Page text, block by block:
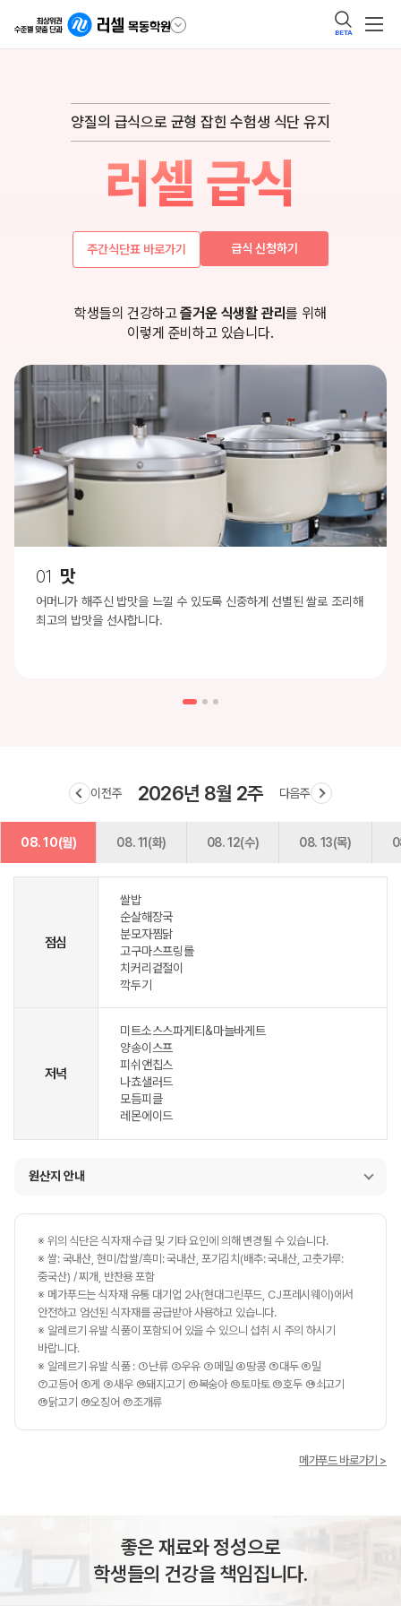
BETA
양질의 급식으로 균형 잡힌 수험생 식단 유지
러셀 급식
주간식단표 바로가기 급식 신청하기
학생들의 건강하고즐거운 식생활 관리를 위해
이렇게 준비하고 있습니다.
01 맛
어머니가 해주신 밥맛을 느낄 수 있도록 신중하게 선별된 쌀로 조리해
최고의 밥맛을 선사합니다.
이전주 2026년 8월 2주 다음주
08. 10(월) 08. 11(화) 08. 12(수) 08. 13(목)
점심
쌀밥
순살해장국
분모자찜닭
고구마스프링롤
치커리겉절이
깍두기
저녁
미트소스스파게티&마늘바게트
양송이스프
피쉬앤칩스
나쵸샐러드
모듬피클
레몬에이드
원산지 안내
※ 위의 식단은 식자재 수급 및 기타 요인에 의해 변경될 수 있습니다.
※ 쌀: 국내산, 현미/찹쌀/흑미: 국내산, 포기김치(배추: 국내산, 고춧가루:
중국산) / 찌개, 반찬용 포함
※ 메가푸드는 식자재 유통 대기업 2사(현대그린푸드, CJ프레시웨이)에서
안전하고 엄선된 식자재를 공급받아 사용하고 있습니다.
※ 알레르기 유발 식품이 포함되어 있을 수 있으니 섭취 시 주의 하시기
바랍니다.
※ 알레르기 유발 식품 : ①난류 ②우유 ③메밀 ④땅콩 ⑤대두 ⑥밀
⑦고등어 ⑧게 ⑨새우 ⑩돼지고기 ⑪복숭아 ⑫토마토 ⑬호두 ⑭쇠고기
⑮닭고기 ⑯오징어 ⑰조개류
메가푸드 바로가기 >
좋은 재료와 정성으로
학생들의 건강을 책임집니다.